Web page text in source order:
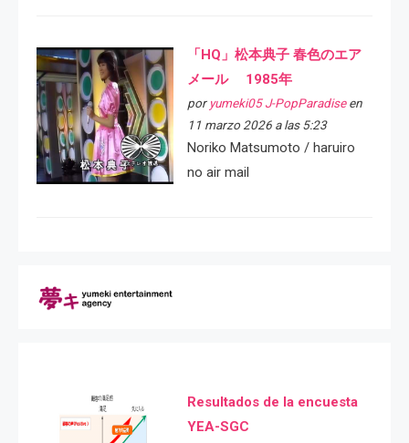
「HQ」松本典子 春色のエア
メール 1985年
por yumeki05 J-PopParadiseen
11 marzo 2026 a las 5:23
Noriko Matsumoto / haruiro
no air mail
Resultados de la encuesta
YEA-SGC